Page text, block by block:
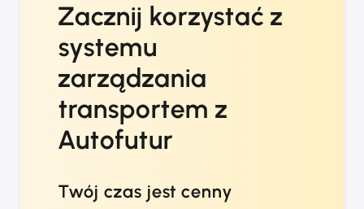
Zacznij korzystać z
systemu
zarządzania
transportem z
Autofutur
Twój czas jest cenny